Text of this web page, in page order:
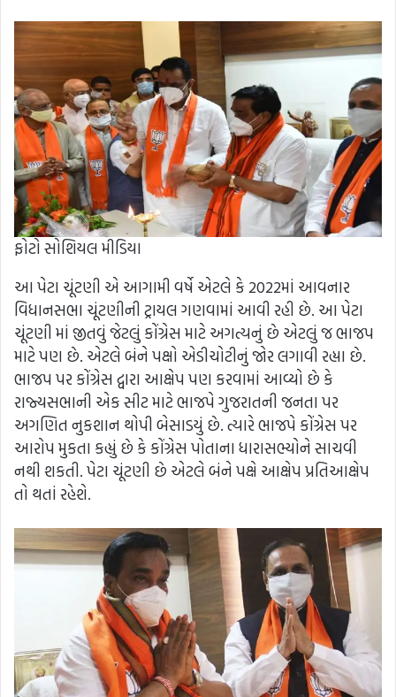
ફોટો સોશિયલ મીડિયા
આ પેટા ચૂંટણી એ આગામી વર્ષે એટલે કે 2022માં આવનાર
વિધાનસભા ચૂંટણીની ટ્રાયલ ગણવામાં આવી રહી છે. આ પેટા
ચૂંટણી માં જીતવું જેટલું કોંગ્રેસ માટે અગત્યનું છે એટલું જ ભાજપ
માટે પણ છે. એટલે બંને પક્ષો એડીચોટીનું જોર લગાવી રહ્યા છે.
ભાજપ પર કોંગ્રેસ દ્વારા આક્ષેપ પણ કરવામાં આવ્યો છે કે
રાજ્યસભાની એક સીટ માટે ભાજપે ગુજરાતની જનતા પર
અગણિત નુકશાન થોપી બેસાડયું છે. ત્યારે ભાજપે કોંગ્રેસ પર
આરોપ મુકતા કહ્યું છે કે કોંગ્રેસ પોતાના ધારાસભ્યોને સાચવી
નથી શકતી. પેટા ચૂંટણી છે એટલે બંને પક્ષે આક્ષેપ પ્રતિઆક્ષેપ
તો થતાં રહેશે.